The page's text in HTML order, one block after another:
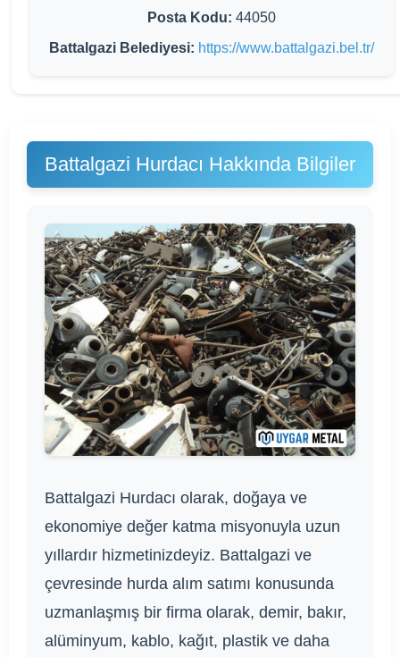
Posta Kodu: 44050
Battalgazi Belediyesi: https://www.battalgazi.bel.tr/
Battalgazi Hurdacı Hakkında Bilgiler
Battalgazi Hurdacı olarak, doğaya ve
ekonomiye değer katma misyonuyla uzun
yıllardır hizmetinizdeyiz. Battalgazi ve
çevresinde hurda alım satımı konusunda
uzmanlaşmış bir firma olarak, demir, bakır,
alüminyum, kablo, kağıt, plastik ve daha